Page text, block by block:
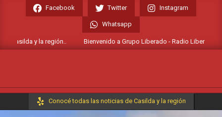
Facebook Twitter Instagram
Whatsapp
Casilda y la región.. Bienvenido a Grupo Liberado - Radio Liberada
Primary
Conocé todas las noticias de Casilda y la región